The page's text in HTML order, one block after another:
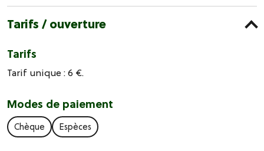
Tarifs / ouverture
Tarifs
Tarif unique : 6 €.
Modes de paiement
Chèque Espèces